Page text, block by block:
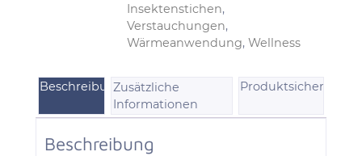
Insektenstichen,
Verstauchungen,
Wärmeanwendung, Wellness
BeschreibungZusätzliche
Informationen
Produktsicherheit
Beschreibung